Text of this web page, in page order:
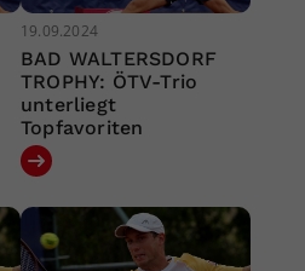
19.09.2024
BAD WALTERSDORF
TROPHY: ÖTV-Trio
unterliegt
Topfavoriten